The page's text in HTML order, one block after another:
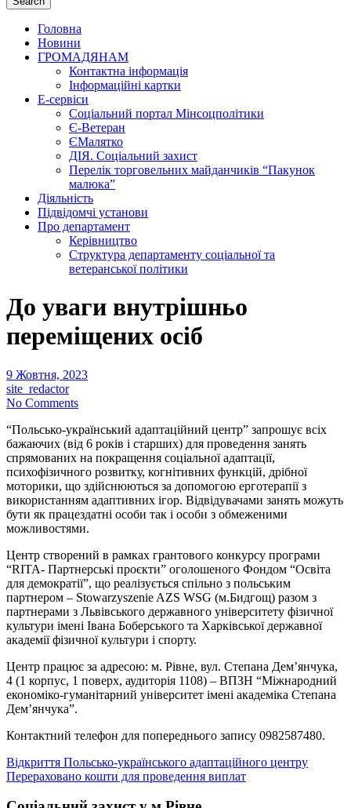
Головна
Новини
ГРОМАДЯНАМ
Контактна інформація
Інформаційні картки
Е-сервіси
Соціальний портал Мінсоцполітики
Є-Ветеран
ЄМалятко
ДІЯ. Соціальний захист
Перелік торговельних майданчиків “Пакунок
малюка”
Діяльність
Підвідомчі установи
Про департамент
Керівництво
Структура департаменту соціальної та
ветеранської політики
До уваги внутрішньо
переміщених осіб
9 Жовтня, 2023
site_redactor
No Comments
“Польсько-український адаптаційний центр” запрошує всіх
бажаючих (від 6 років і старших) для проведення занять
спрямованих на покращення соціальної адаптації,
психофізичного розвитку, когнітивних функцій, дрібної
моторики, що здійснюються за допомогою ерготерапії з
використанням адаптивних ігор. Відвідувачами занять можуть
бути як працездатні особи так і особи з обмеженими
можливостями.
Центр створений в рамках грантового конкурсу програми
“RITA- Партнерські проєкти” оголошеного Фондом “Освіта
для демократії”, що реалізується спільно з польським
партнером – Stowarzyszenie AZS WSG (м.Бидгощ) разом з
партнерами з Львівського державного університету фізичної
культури імені Івана Боберського та Харківської державної
академії фізичної культури і спорту.
Центр працює за адресою: м. Рівне, вул. Степана Дем’янчука,
4 (1 корпус, 1 поверх, аудиторія 1108) – ВПЗН “Міжнародний
економіко-гуманітарний університет імені академіка Степана
Дем’янчука”.
Контактний телефон для попереднього запису 0982587480.
Навігація
записів
Відкриття Польсько-українського адаптаційного центру
Перераховано кошти для проведення виплат